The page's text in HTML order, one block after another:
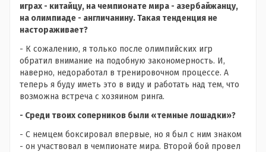
играх - китайцу, на чемпионате мира - азербайжанцу,
на олимпиаде - англичанину. Такая тенденция не
настораживает?
- К сожалению, я только после олимпийских игр
обратил внимание на подобную закономерность. И,
наверно, недоработал в тренировочном процессе. А
теперь я буду иметь это в виду и работать над тем, что
возможна встреча с хозяином ринга.
- Среди твоих соперников были «темные лошадки»?
- С немцем боксировал впервые, но я был с ним знаком
- он участвовал в чемпионате мира. Второй бой провел